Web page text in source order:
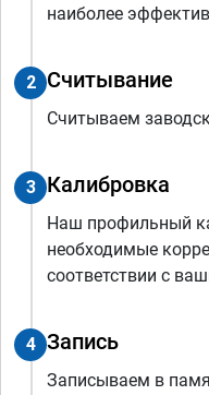
наиболее
2 Считывание
Считываем
3 Калибровка
Наш профильный
необходимые
соответствии с
4 Запись
Записываем в